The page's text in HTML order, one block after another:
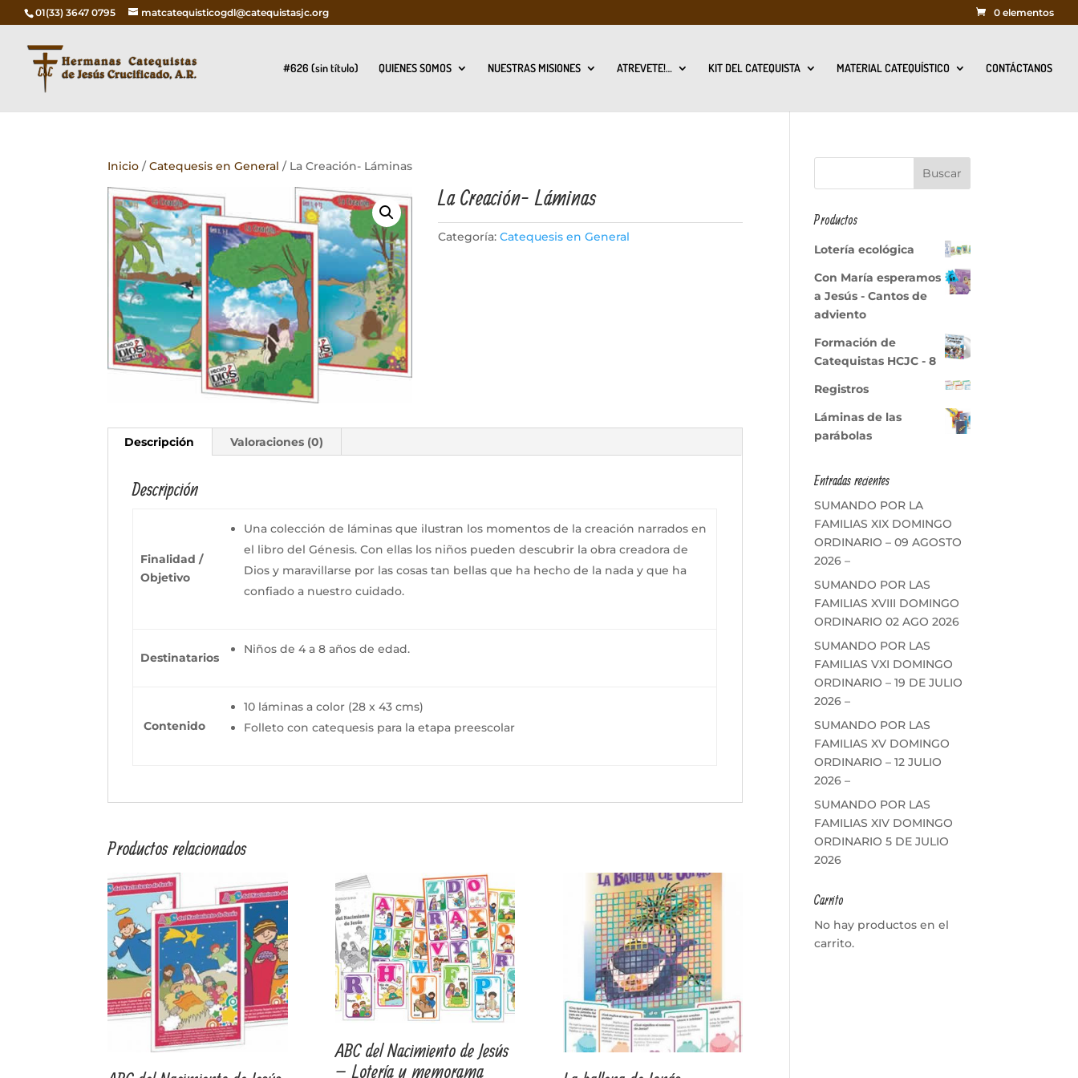
01(33) 3647 0795 matcatequisticogdl@catequistasjc.org 0 elementos
#626 (sin título) QUIENES SOMOS NUESTRAS MISIONES ATREVETE!… KIT DEL CATEQUISTA MATERIAL CATEQUÍSTICO CONTÁCTANOS
Inicio /Catequesis en General / La Creación- Láminas
La Creación- Láminas
Categoría:Catequesis en General
Descripción Valoraciones (0)
Descripción
Finalidad /
Objetivo
Una colección de láminas que ilustran los momentos de la creación narrados en
el libro del Génesis. Con ellas los niños pueden descubrir la obra creadora de
Dios y maravillarse por las cosas tan bellas que ha hecho de la nada y que ha
confiado a nuestro cuidado.
Destinatarios
Niños de 4 a 8 años de edad.
Contenido
10 láminas a color (28 x 43 cms)
Folleto con catequesis para la etapa preescolar
Productos relacionados
ABC del Nacimiento de Jesús
Productos
Lotería ecológica
Con María esperamos
a Jesús - Cantos de
adviento
Formación de
Catequistas HCJC - 8
Registros
Láminas de las
parábolas
Entradas recientes
SUMANDO POR LA
FAMILIAS XIX DOMINGO
ORDINARIO – 09 AGOSTO
2026 –
SUMANDO POR LAS
FAMILIAS XVIII DOMINGO
ORDINARIO 02 AGO 2026
SUMANDO POR LAS
FAMILIAS VXI DOMINGO
ORDINARIO – 19 DE JULIO
2026 –
SUMANDO POR LAS
FAMILIAS XV DOMINGO
ORDINARIO – 12 JULIO
2026 –
SUMANDO POR LAS
FAMILIAS XIV DOMINGO
ORDINARIO 5 DE JULIO
2026
Carrito
No hay productos en el
carrito.